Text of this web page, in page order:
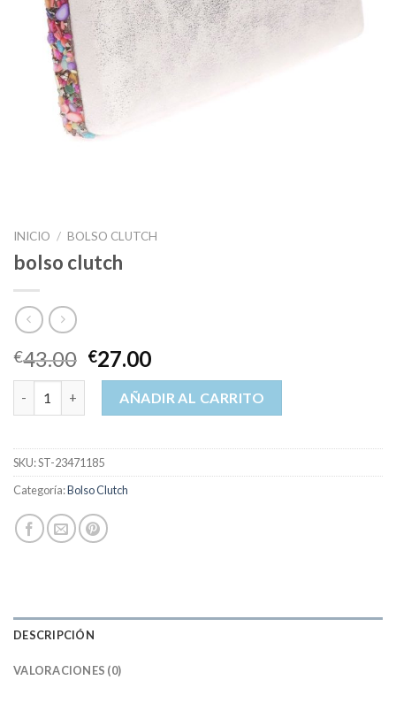
INICIO / BOLSO CLUTCH
bolso clutch
€43.00 €27.00
bolso clutch cantidadAÑADIR AL CARRITO
SKU:ST-23471185
Categoría:Bolso Clutch
DESCRIPCIÓN
VALORACIONES (0)